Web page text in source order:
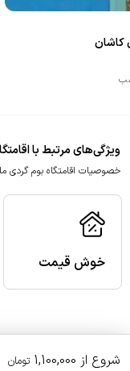
کاشان
ویژگی‌های مرتبط با
خصوصیات اقامتگاه بوم گردی
خوش قیمت
شروع از 1,100,000 تومان